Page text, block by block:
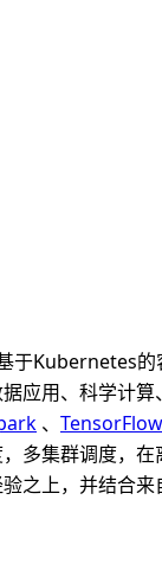
于Kubernetes
应用、科学计
、 TensorFlow
多集群调度，
之上，并结合来